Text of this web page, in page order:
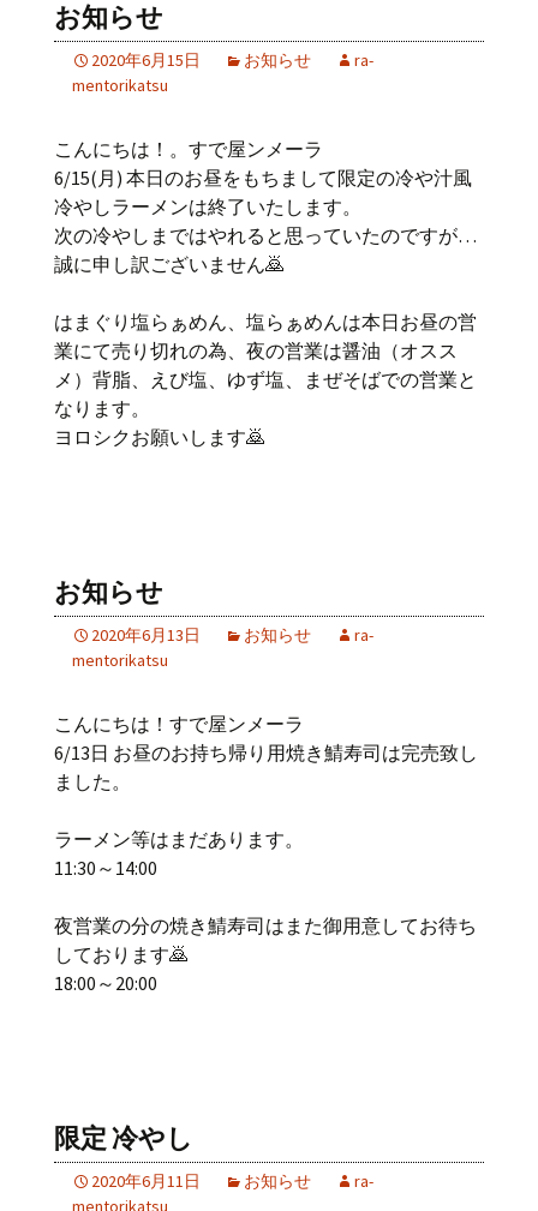
お知らせ
2020年6月15日 お知らせ
ra-
mentorikatsu
こんにちは！。すで屋ンメーラ
6/15(月) 本日のお昼をもちまして限定の冷や汁風
冷やしラーメンは終了いたします。
次の冷やしまではやれると思っていたのですが…
誠に申し訳ございません🙇
はまぐり塩らぁめん、塩らぁめんは本日お昼の営
業にて売り切れの為、夜の営業は醤油（オスス
メ）背脂、えび塩、ゆず塩、まぜそばでの営業と
なります。
ヨロシクお願いします🙇
お知らせ
2020年6月13日 お知らせ
ra-
mentorikatsu
こんにちは！すで屋ンメーラ
6/13日 お昼のお持ち帰り用焼き鯖寿司は完売致し
ました。
ラーメン等はまだあります。
11:30～14:00
夜営業の分の焼き鯖寿司はまた御用意してお待ち
しております🙇
18:00～20:00
限定 冷やし
2020年6月11日 お知らせ
ra-
mentorikatsu